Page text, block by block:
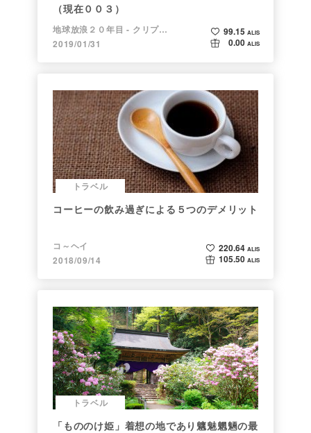
（現在００３）
地球放浪２０年目 - クリプトラベラー
2019/01/31
99.15 ALIS
0.00 ALIS
トラベル
コーヒーの飲み過ぎによる５つのデメリット
コ～ヘイ
2018/09/14
220.64 ALIS
105.50 ALIS
トラベル
「もののけ姫」着想の地であり魑魅魍魎の最